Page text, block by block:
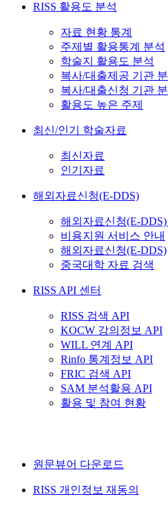
RISS 활용도 분석
자료 현황 통계
주제별 활용통계 분석
학술지 활용도 분석
복사/대출제공 기관
복사/대출신청 기관
활용도 높은 주제
최신/인기 학술자료
최신자료
인기자료
해외자료신청(E-DDS)
해외자료신청(E-
비용지원 서비스 안내
해외자료신청(E-DDS)
중국대학 자료 검색
RISS API 센터
RISS 검색 API
KOCW 강의정보 API
WILL 연계 API
Rinfo 통계정보 API
FRIC 검색 API
SAM 분석활용 API
활용 및 참여 현황
원문뷰어 다운로드
RISS 개인정보 재동의